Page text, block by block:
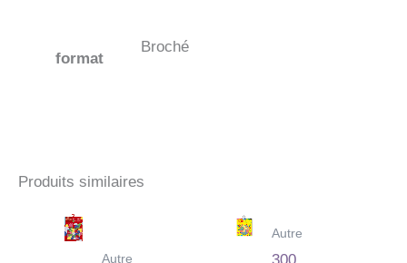
format
Broché
Produits similaires
Autre
Autre